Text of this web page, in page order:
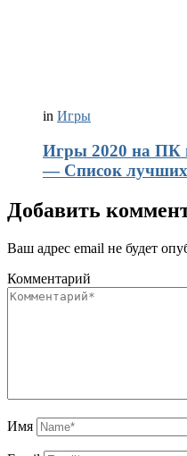
in Игры
Игры 2020 на ПК
— Список лучших
Добавить
Ваш адрес email не будет
Комментарий
Имя